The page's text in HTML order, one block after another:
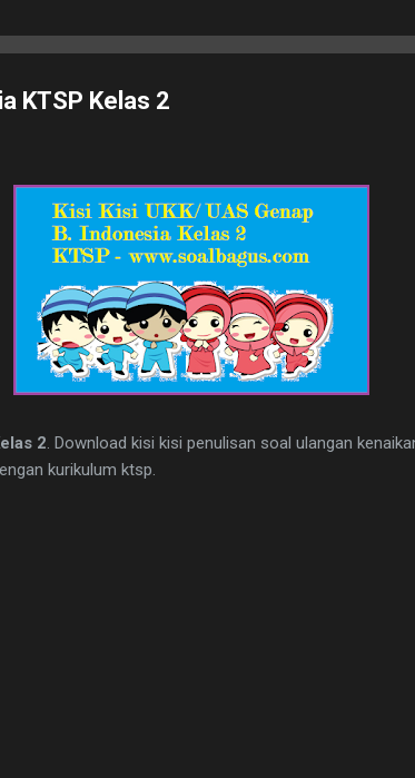
KTSP Kelas 2
2 . Download kisi kisi penulisan soal ulangan
kurikulum ktsp.